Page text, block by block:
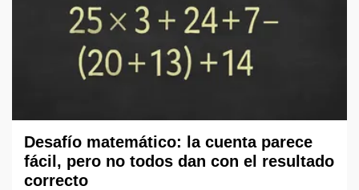
Desafío matemático: la cuenta parece
fácil, pero no todos dan con el resultado
correcto